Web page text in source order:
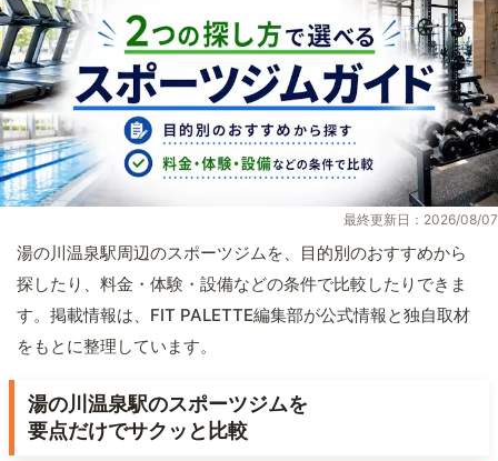
最終更新日：2026/08/07
湯の川温泉駅周辺のスポーツジムを、目的別のおすすめから
探したり、料金・体験・設備などの条件で比較したりできま
す。掲載情報は、FIT PALETTE編集部が公式情報と独自取材
をもとに整理しています。
湯の川温泉駅のスポーツジムを
要点だけでサクッと比較